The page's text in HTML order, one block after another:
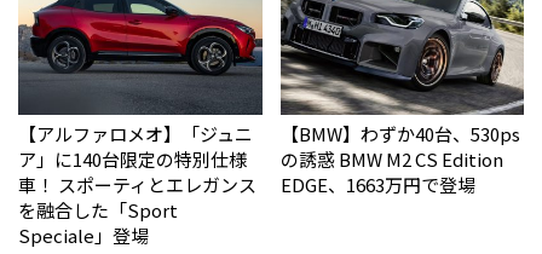
【アルファロメオ】「ジュニ
ア」に140台限定の特別仕様
車！ スポーティとエレガンス
を融合した「Sport
Speciale」登場
【BMW】わずか40台、530ps
の誘惑 BMW M2 CS Edition
EDGE、1663万円で登場